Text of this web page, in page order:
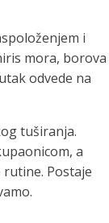
i
mora, borova
odvede na
tuširanja.
a
Postaje